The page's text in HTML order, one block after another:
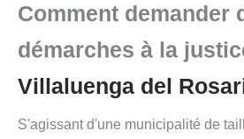
Comment demander
démarches à la
Villaluenga del
S'agissant d'une municipalité de